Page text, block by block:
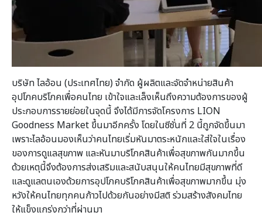
บริษัท ไลอ้อน (ประเทศไทย) จำกัด ผู้ผลิตและจัดจำหน่ายสินค้า
อุปโภคบริโภคเพื่อคนไทย เข้าใจและเล็งเห็นถึงความต้องการของผู้
ประกอบการรายย่อยในจุดนี้ จึงได้มีการจัดโครงการ LION
Goodness Market ขึ้นมาอีกครั้ง โดยในซีซั่นที่ 2 นี้ถูกจัดขึ้นมา
เพราะไลอ้อนมองเห็นว่าคนไทยเริ่มหันมาตระหนักและใส่ใจในเรื่อง
ของการดูแลสุขภาพ และหันมาบริโภคสินค้าเพื่อสุขภาพกันมากขึ้น
ด้วยเหตุนี้จึงต้องการส่งเสริมและสนับสนุนให้คนไทยมีสุขภาพที่ดี
และดูแลตนเองด้วยการอุปโภคบริโภคสินค้าเพื่อสุขภาพมากขึ้น มุ่ง
หวังให้คนไทยทุกคนก้าวไปด้วยกันอย่างมีสติ ร่วมสร้างสังคมไทย
ให้แข็งแกร่งกว่าที่ผ่านมา